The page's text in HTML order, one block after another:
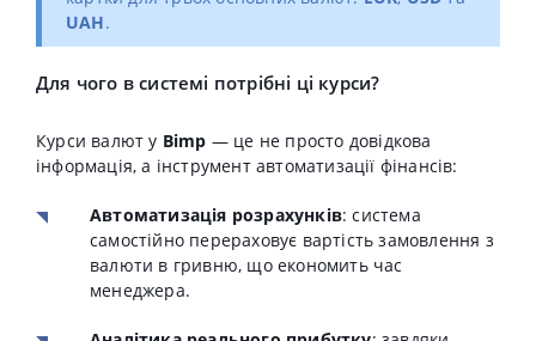
UAH.
Для чого в системі потрібні ці курси?
Курси валют у Bimp — це не просто довідкова
інформація, а інструмент автоматизації фінансів:
Автоматизація розрахунків: система
самостійно перераховує вартість замовлення з
валюти в гривню, що економить час
менеджера.